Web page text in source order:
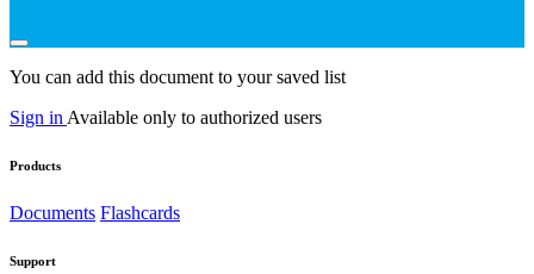
You can add this document to your saved list
Sign in Available only to authorized users
Products
Documents Flashcards
Support